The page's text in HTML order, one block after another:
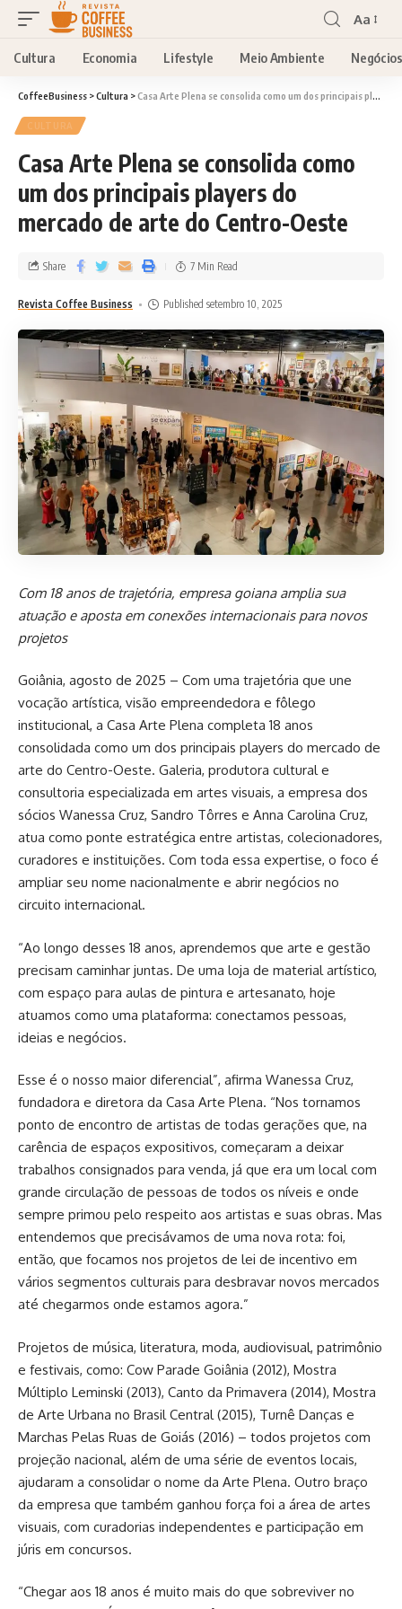
Aa
Cultura Economia Lifestyle Meio Ambiente Negócios
CoffeeBusiness >Cultura >Casa Arte Plena se consolida como um dos principais players do mercado de arte do Centro-Oeste
CULTURA
Casa Arte Plena se consolida como
um dos principais players do
mercado de arte do Centro-Oeste
Revista Coffee Business Published setembro 10, 2025
Share 7 Min Read
Com 18 anos de trajetória, empresa goiana amplia sua
atuação e aposta em conexões internacionais para novos
projetos
Goiânia, agosto de 2025 – Com uma trajetória que une
vocação artística, visão empreendedora e fôlego
institucional, a Casa Arte Plena completa 18 anos
consolidada como um dos principais players do mercado de
arte do Centro-Oeste. Galeria, produtora cultural e
consultoria especializada em artes visuais, a empresa dos
sócios Wanessa Cruz, Sandro Tôrres e Anna Carolina Cruz,
atua como ponte estratégica entre artistas, colecionadores,
curadores e instituições. Com toda essa expertise, o foco é
ampliar seu nome nacionalmente e abrir negócios no
circuito internacional.
“Ao longo desses 18 anos, aprendemos que arte e gestão
precisam caminhar juntas. De uma loja de material artístico,
com espaço para aulas de pintura e artesanato, hoje
atuamos como uma plataforma: conectamos pessoas,
ideias e negócios.
Esse é o nosso maior diferencial”, afirma Wanessa Cruz,
fundadora e diretora da Casa Arte Plena. “Nos tornamos
ponto de encontro de artistas de todas gerações que, na
carência de espaços expositivos, começaram a deixar
trabalhos consignados para venda, já que era um local com
grande circulação de pessoas de todos os níveis e onde
sempre primou pelo respeito aos artistas e suas obras. Mas
entendemos que precisávamos de uma nova rota: foi,
então, que focamos nos projetos de lei de incentivo em
vários segmentos culturais para desbravar novos mercados
até chegarmos onde estamos agora.”
Projetos de música, literatura, moda, audiovisual, patrimônio
e festivais, como: Cow Parade Goiânia (2012), Mostra
Múltiplo Leminski (2013), Canto da Primavera (2014), Mostra
de Arte Urbana no Brasil Central (2015), Turnê Danças e
Marchas Pelas Ruas de Goiás (2016) – todos projetos com
projeção nacional, além de uma série de eventos locais,
ajudaram a consolidar o nome da Arte Plena. Outro braço
da empresa que também ganhou força foi a área de artes
visuais, com curadorias independentes e participação em
júris em concursos.
“Chegar aos 18 anos é muito mais do que sobreviver no